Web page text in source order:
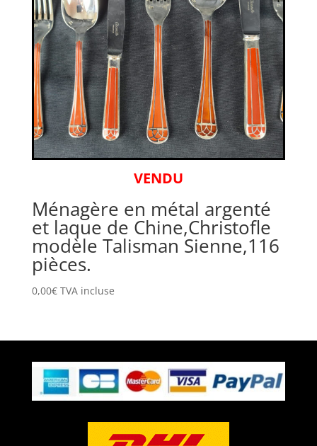
VENDU
Ménagère en métal argenté
et laque de Chine,Christofle
modèle Talisman Sienne,116
pièces.
0,00€ TVA incluse